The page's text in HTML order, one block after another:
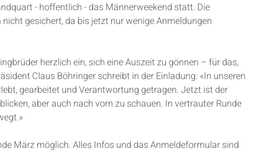
- hoffentlich - das Männerweekend statt. Die
gesichert, da bis jetzt nur wenige Anmeldungen
herzlich ein, sich eine Auszeit zu gönnen – für das,
Claus Böhringer schreibt in der Einladung: «In unseren
gearbeitet und Verantwortung getragen. Jetzt ist der
aber auch nach vorn zu schauen. In vertrauter Runde
März möglich. Alles Infos und das Anmeldeformular sind